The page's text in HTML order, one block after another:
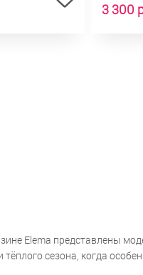
3 300
Elema представлены
сезона, когда